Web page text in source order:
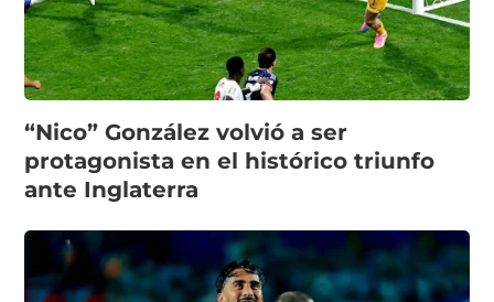
“Nico” González volvió a ser
protagonista en el histórico triunfo
ante Inglaterra